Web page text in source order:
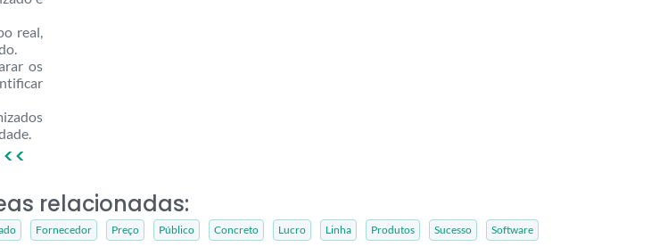
real,
os
relacionadas:
Fornecedor Preço Público Concreto Lucro Linha Produtos Sucesso Software